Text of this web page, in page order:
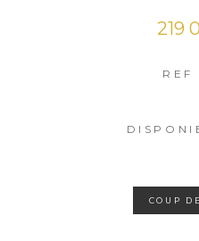
219
REF
COUP